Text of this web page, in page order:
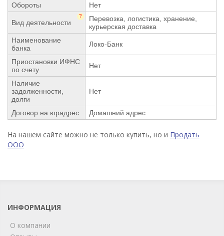
Обороты
Нет
Вид деятельности
?
Перевозка, логистика, хранение,
курьерская доставка
Наименование
банка
Локо-Банк
Приостановки ИФНС
по счету
Нет
Наличие
задолженности,
долги
Нет
Договор на юрадрес Домашний адрес
На нашем сайте можно не только купить, но и Продать
ООО
ИНФОРМАЦИЯ
О компании